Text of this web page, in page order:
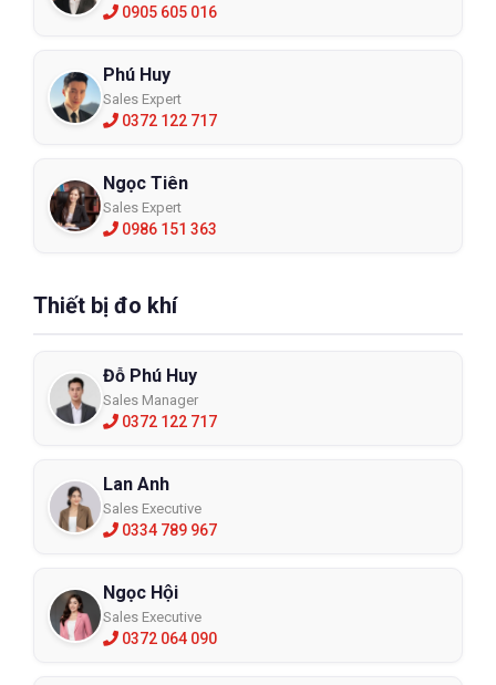
0905 605 016
Phú Huy
Sales Expert
0372 122 717
Ngọc Tiên
Sales Expert
0986 151 363
Thiết bị đo khí
Đỗ Phú Huy
Sales Manager
0372 122 717
Lan Anh
Sales Executive
0334 789 967
Ngọc Hội
Sales Executive
0372 064 090